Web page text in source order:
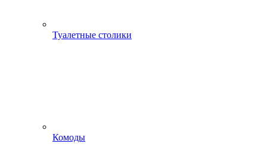
Туалетные столики
Комоды